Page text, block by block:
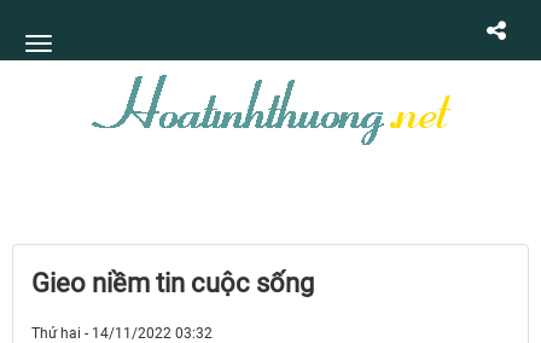
Gieo niềm tin cuộc sống
Thứ hai - 14/11/2022 03:32